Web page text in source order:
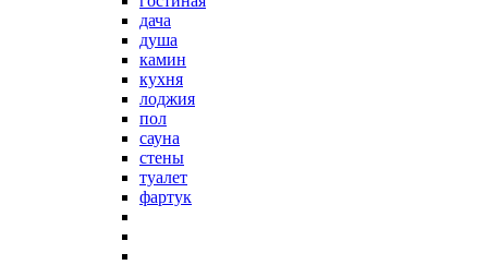
дача
душа
камин
кухня
лоджия
пол
сауна
стены
туалет
фартук